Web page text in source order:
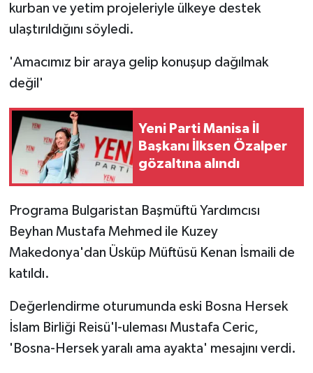
kurban ve yetim projeleriyle ülkeye destek
ulaştırıldığını söyledi.
'Amacımız bir araya gelip konuşup dağılmak
değil'
Yeni Parti Manisa İl
Başkanı İlksen Özalper
gözaltına alındı
Programa Bulgaristan Başmüftü Yardımcısı
Beyhan Mustafa Mehmed ile Kuzey
Makedonya'dan Üsküp Müftüsü Kenan İsmaili de
katıldı.
Değerlendirme oturumunda eski Bosna Hersek
İslam Birliği Reisü'l-uleması Mustafa Ceric,
'Bosna-Hersek yaralı ama ayakta' mesajını verdi.